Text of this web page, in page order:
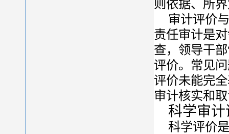
则依据、所
审计评价
责任审计是
查，领导干
评价。常见
评价未能完
审计核实和
科学审
科学评价